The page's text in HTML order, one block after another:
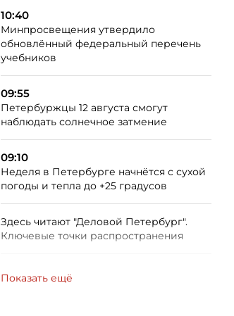
10:40
Минпросвещения утвердило
обновлённый федеральный перечень
учебников
09:55
Петербуржцы 12 августа смогут
наблюдать солнечное затмение
09:10
Неделя в Петербурге начнётся с сухой
погоды и тепла до +25 градусов
Здесь читают "Деловой Петербург".
Ключевые точки распространения
Показать ещё